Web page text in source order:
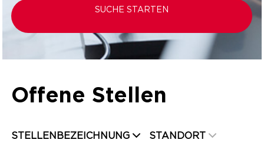
SUCHE STARTEN
Offene Stellen
STELLENBEZEICHNUNG STANDORT